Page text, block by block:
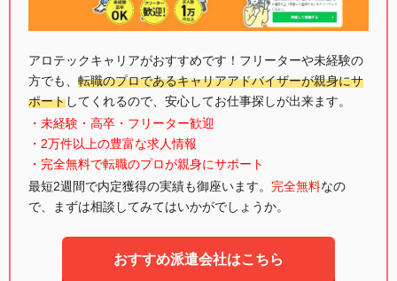
アロテックキャリアがおすすめです！フリーターや未経験の
方でも、 転職のプロであるキャリアアドバイザーが親身にサ
ポートしてくれるので、安心してお仕事探しが出来ます。
・未経験・高卒・フリーター歓迎
・2万件以上の豊富な求人情報
・完全無料で転職のプロが親身にサポート
最短2週間で内定獲得の実績も御座います。 完全無料なの
で、まずは相談してみてはいかがでしょうか。
おすすめ派遣会社はこちら